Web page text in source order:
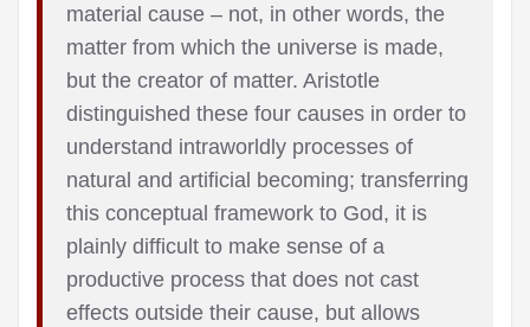
material cause – not, in other words, the
matter from which the universe is made,
but the creator of matter. Aristotle
distinguished these four causes in order to
understand intraworldly processes of
natural and artificial becoming; transferring
this conceptual framework to God, it is
plainly difficult to make sense of a
productive process that does not cast
effects outside their cause, but allows